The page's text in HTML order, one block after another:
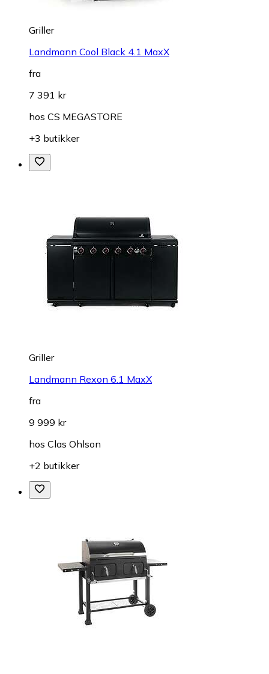
Griller
Landmann Cool Black 4.1 MaxX
fra
7 391 kr
hos CS MEGASTORE
+3 butikker
Griller
Landmann Rexon 6.1 MaxX
fra
9 999 kr
hos Clas Ohlson
+2 butikker